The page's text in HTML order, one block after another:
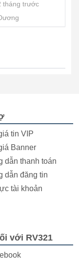
tháng trước
tin VIP
Banner
dẫn thanh toán
dẫn đăng tin
tài khoản
với RV321